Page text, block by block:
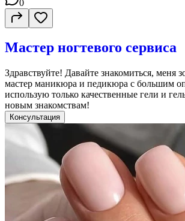
0
Мастер ногтевого сервиса
Здравствуйте! Давайте знакомиться, меня
мастер маникюра и педикюра с большим
использую только качественные гели и
новым знакомствам!
Консультация